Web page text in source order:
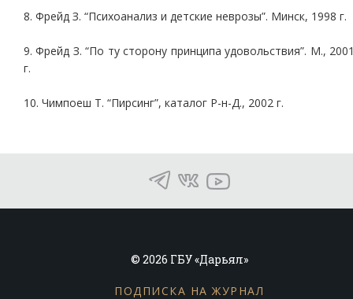
8. Фрейд З. “Психоанализ и детские неврозы”. Минск, 1998 г.
9. Фрейд З. “По ту сторону принципа удовольствия”. М.,
г.
10. Чимпоеш Т. “Пирсинг”, каталог Р-н-Д., 2002 г.
© 2026 ГБУ «Дарьял»
ПОДПИСКА НА ЖУРНАЛ